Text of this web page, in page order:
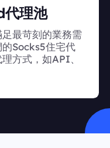
理池
最苛刻的業務需
Socks5住宅代
方式，如API、